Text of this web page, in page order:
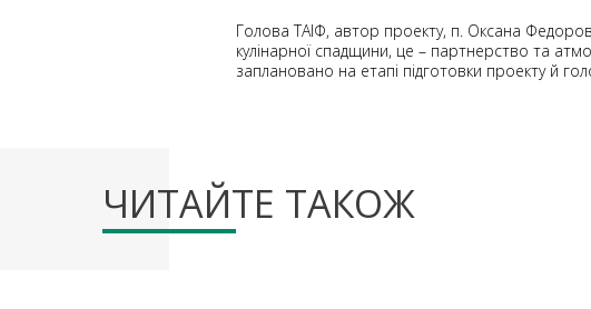
Голова ТАІФ, автор проекту, п. Оксана
кулінарної спадщини, це – партнерство та
заплановано на етапі підготовки проекту й
ЧИТАЙТЕ ТАКОЖ